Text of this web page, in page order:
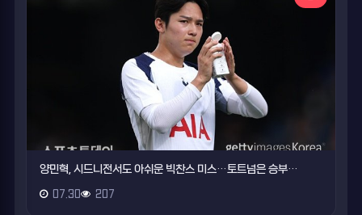
양민혁, 시드니전서도 아쉬운 빅찬스 미스…토트넘은 승부…
07.30 207